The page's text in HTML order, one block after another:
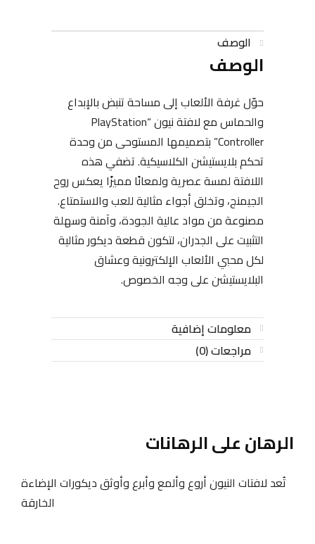
الوصف
الوصف
حوّل غرفة الألعاب إلى مساحة تنبض بالإبداع
والحماس مع لافتة نيون “PlayStation
Controller” بتصميمها المستوحى من وحدة
تحكم بلايستيشن الكلاسيكية. تضفي هذه
اللافتة لمسة عصرية ولمعانًا مميزًا يعكس روح
الجيمنج، وتخلق أجواء مثالية للعب والاستمتاع.
مصنوعة من مواد عالية الجودة، وآمنة وسهلة
التثبيت على الجدران، لتكون قطعة ديكور مثالية
لكل محبي الألعاب الإلكترونية وعشاق
البلايستيشن على وجه الخصوص.
معلومات إضافية
مراجعات (0)
الرهان على الرهانات
تُعد لافتات النيون أروع وألمع وأبرع وأوثق ديكورات الإضاءة
الخارقة